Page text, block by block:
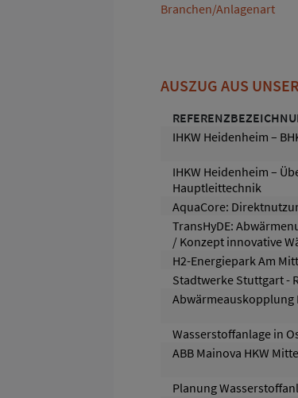
Branchen/Anlagenart
AUSZUG AUS
IHKW Heidenheim –
IHKW Heidenheim –
Hauptleittechnik
AquaCore:
TransHyDE:
/ Konzept innovative
H2-Energiepark Am
Stadtwerke Stuttgart -
Wasserstoffanlage in
ABB Mainova HKW
Planung